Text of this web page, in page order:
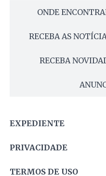
ONDE
RECEBA AS
RECEBA
EXPEDIENTE
PRIVACIDADE
TERMOS DE USO